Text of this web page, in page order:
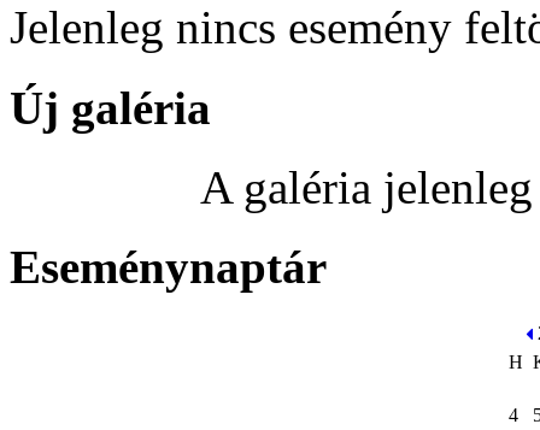
Jelenleg nincs esemény
Új galéria
A galéria
Eseménynaptár
H
4